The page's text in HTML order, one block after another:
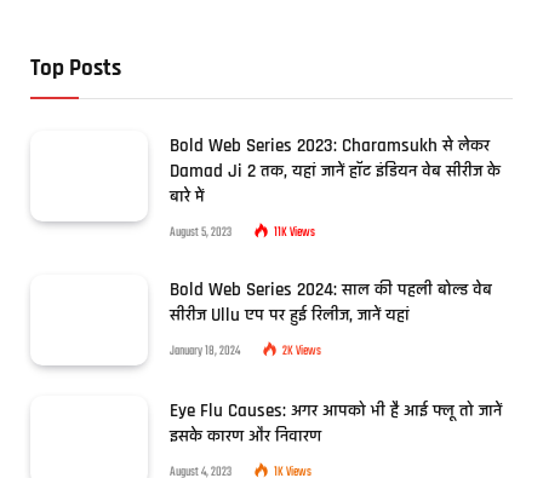
Top Posts
Bold Web Series 2023: Charamsukh से लेकर
Damad Ji 2 तक, यहां जानें हॉट इंडियन वेब सीरीज के
बारे में
August 5, 2023 11KViews
Bold Web Series 2024: साल की पहली बोल्ड वेब
सीरीज Ullu एप पर हुई रिलीज, जानें यहां
January 18, 2024 2KViews
Eye Flu Causes: अगर आपको भी है आई फ्लू तो जानें
इसके कारण और निवारण
August 4, 2023 1KViews